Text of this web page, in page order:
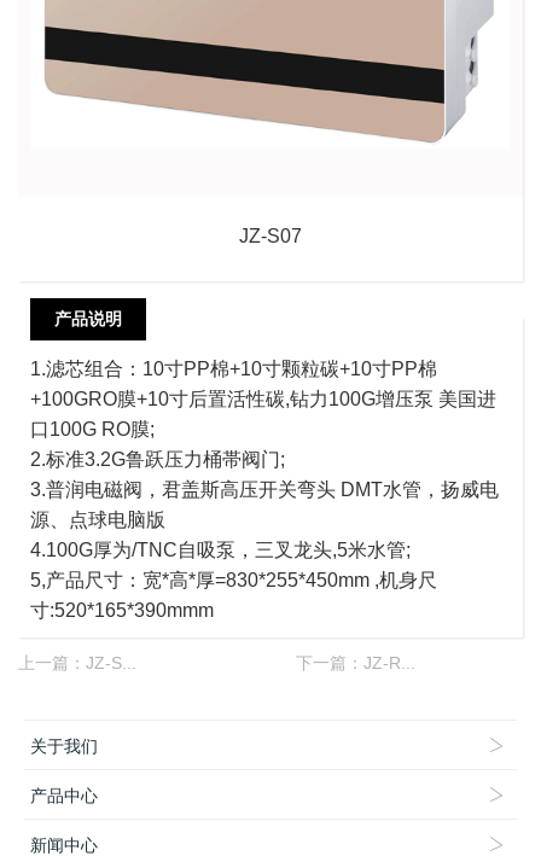
JZ-S07
产品说明
1.滤芯组合：10寸PP棉+10寸颗粒碳+10寸PP棉
+100GRO膜+10寸后置活性碳,钻力100G增压泵 美国进
口100G RO膜;
2.标准3.2G鲁跃压力桶帯阀门;
3.普润电磁阀，君盖斯高压开关弯头 DMT水管，扬威电
源、点球电脑版
4.100G厚为/TNC自吸泵，三叉龙头,5米水管;
5,产品尺寸：宽*高*厚=830*255*450mm ,机身尺
寸:520*165*390mmm
上一篇： JZ-S... 下一篇： JZ-R...
关于我们
产品中心
新闻中心